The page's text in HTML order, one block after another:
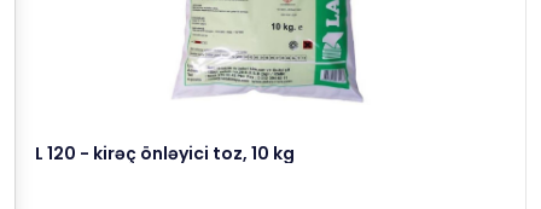
L 120 - kirəç önləyici toz, 10 kg